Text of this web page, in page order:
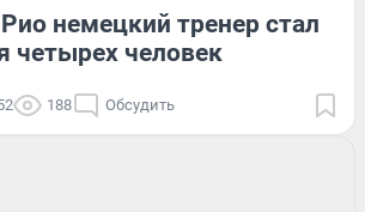
немецкий тренер стал
четырех человек
188 Обсудить